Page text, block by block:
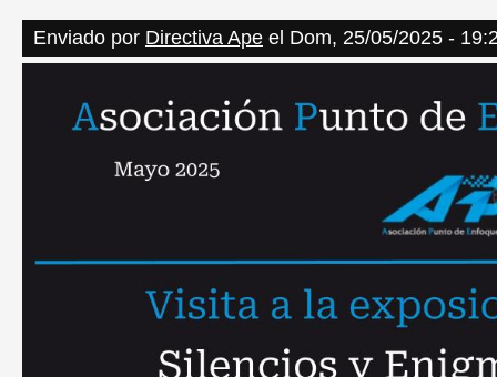
Enviado por Directiva Ape el Dom, 25/05/2025 -